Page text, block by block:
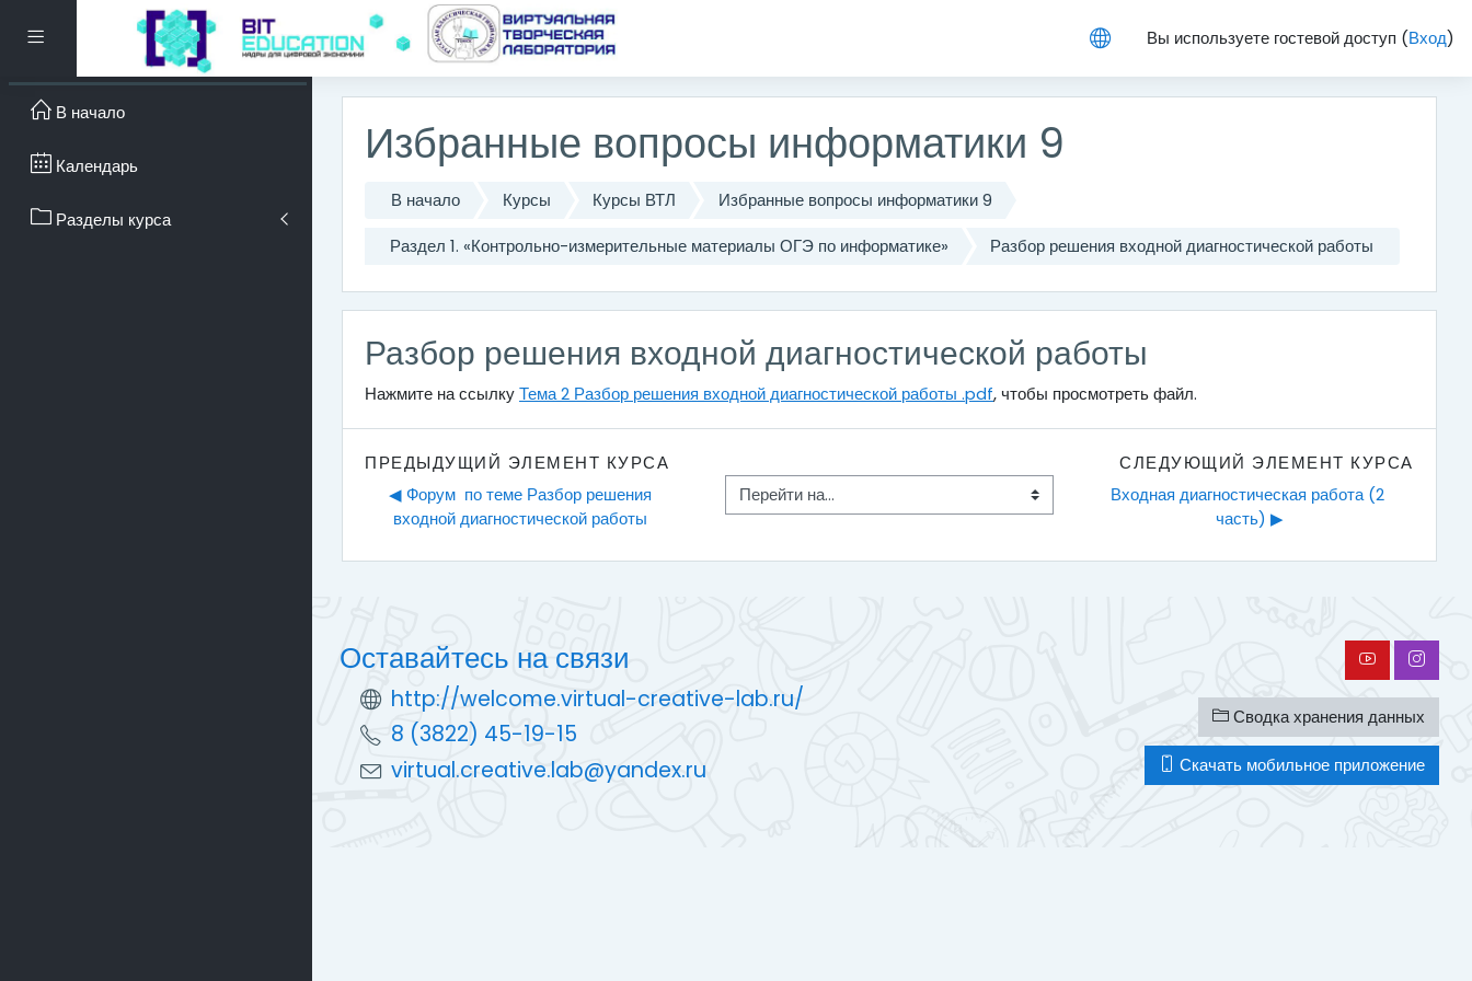
Боковая панель Вы используете гостевой доступ (Вход)
Перейти к основному содержанию
Избранные вопросы информатики 9
В начало Курсы Курсы ВТЛ
Избранные вопросы информатики 9
Раздел 1. «Контрольно-измерительные материалы ОГЭ по информатике»
Разбор решения входной диагностической работы
Разбор решения входной диагностической работы
Нажмите на ссылкуТема 2 Разбор решения входной диагностической работы .pdf, чтобы просмотреть файл.
ПРЕДЫДУЩИЙ ЭЛЕМЕНТ КУРСА
◀︎ Форум  по теме Разбор решения
входной диагностической работы
Перейти на...
СЛЕДУЮЩИЙ ЭЛЕМЕНТ КУРСА
Входная диагностическая работа (2
часть) ▶︎
В начало
Календарь
Разделы курса
Оставайтесь на связи
http://welcome.virtual-creative-lab.ru/
8 (3822) 45-19-15
virtual.creative.lab@yandex.ru
Сводка хранения данных
Скачать мобильное приложение